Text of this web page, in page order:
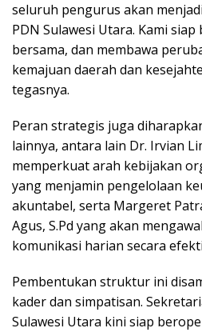
seluruh pengurus akan
PDN Sulawesi Utara. Kami
bersama, dan membawa
kemajuan daerah dan
tegasnya.
Peran strategis juga
lainnya, antara lain Dr. Irvian
memperkuat arah kebijakan
yang menjamin pengelolaan
akuntabel, serta Margeret
Agus, S.Pd yang akan
komunikasi harian secara
Pembentukan struktur ini
kader dan simpatisan.
Sulawesi Utara kini siap